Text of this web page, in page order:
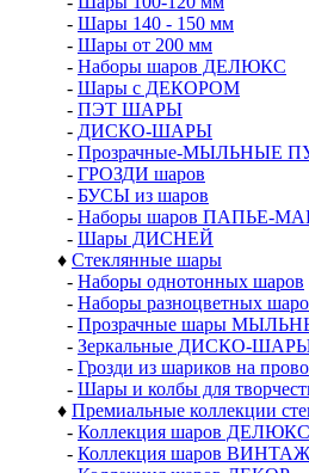
- Шары 140 - 150 мм
- Шары от 200 мм
- Наборы шаров ДЕЛЮКС
- Шары с ДЕКОРОМ
- ПЭТ ШАРЫ
- ДИСКО-ШАРЫ
- Прозрачные-МЫЛЬНЫЕ
- ГРОЗДИ шаров
- БУСЫ из шаров
- Наборы шаров ПАПЬЕ-
- Шары ДИСНЕЙ
♦ Стеклянные шары
- Наборы однотонных шаров
- Наборы разноцветных
- Прозрачные шары
- Зеркальные ДИСКО-
- Грозди из шариков на
- Шары и колбы для
♦ Премиальные коллекции
- Коллекция шаров
- Коллекция шаров ВИНТАЖ